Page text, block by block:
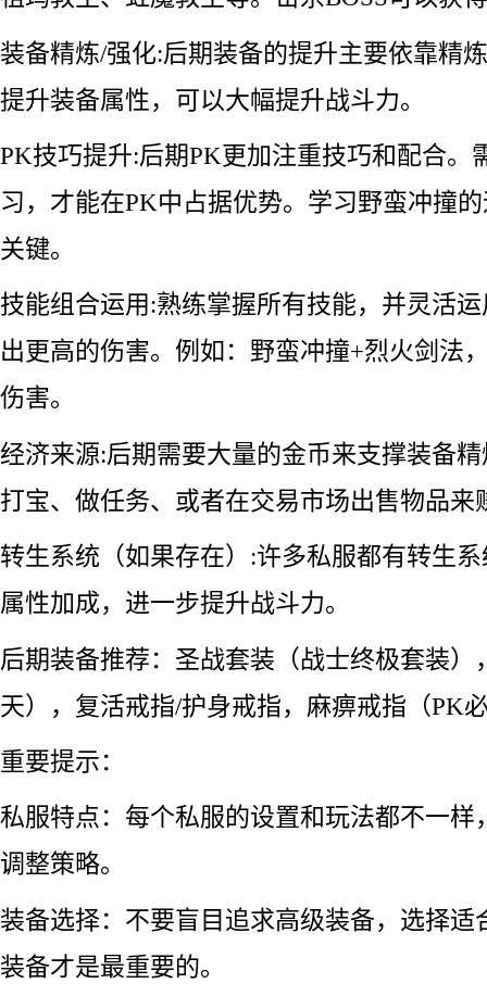
装备精炼/强化:后期装备的提升主要依靠精
提升装备属性，可以大幅提升战斗力。
PK技巧提升:后期PK更加注重技巧和配合。
习，才能在PK中占据优势。学习野蛮冲撞
关键。
技能组合运用:熟练掌握所有技能，并灵活
出更高的伤害。例如：野蛮冲撞+烈火剑法
伤害。
经济来源:后期需要大量的金币来支撑装备
打宝、做任务、或者在交易市场出售物品来
转生系统（如果存在）:许多私服都有转生
属性加成，进一步提升战斗力。
后期装备推荐：圣战套装（战士终极套装）
天），复活戒指/护身戒指，麻痹戒指（PK
重要提示：
私服特点：每个私服的设置和玩法都不一样
调整策略。
装备选择：不要盲目追求高级装备，选择适
装备才是最重要的。